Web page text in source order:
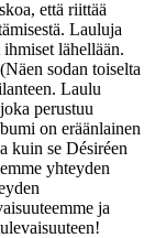
että riittää
Lauluja
lähellään.
(Näen sodan toiselta
Laulu
perustuu
on eräänlainen
kuin se Désiréen
yhteyden
ja